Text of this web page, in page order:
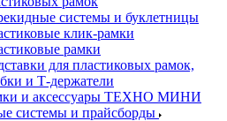
системы и буклетницы
клик-рамки
рамки
для пластиковых рамок,
и Т-держатели
и аксессуары ТЕХНО МИНИ
системы и прайсборды